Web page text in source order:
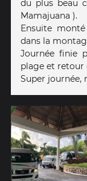
du plus beau
Mamajuana ).
Ensuite
dans la
Journée finie
plage et retour
Super journée,